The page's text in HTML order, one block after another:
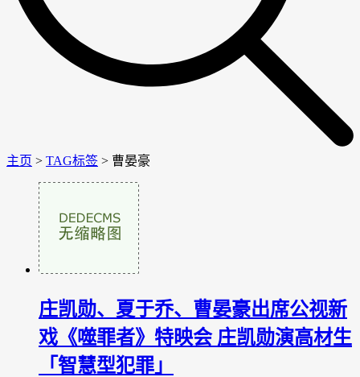
主页 > TAG标签 > 曹晏豪
庄凯勋、夏于乔、曹晏豪出席公视新
戏《噬罪者》特映会 庄凯勋演高材生
「智慧型犯罪」